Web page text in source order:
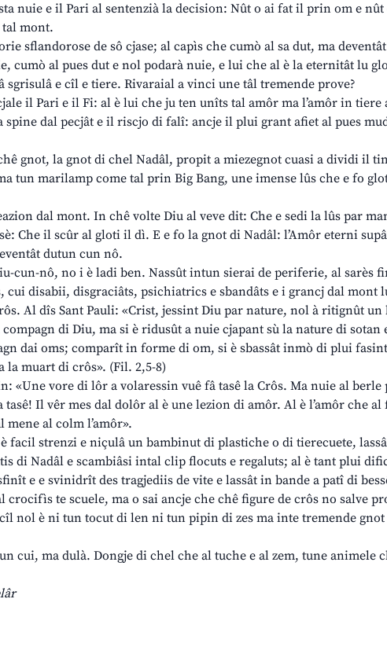
nuie e il Pari al sentenzià la decision: Nût o ai fat il prin om e nût
mont.
sflandorose de sô cjase; al capìs che cumò al sa dut, ma
cumò al pues dut e nol podarà nuie, e lui che al è la eternitât lu
sgrisulâ e cîl e tiere. Rivaraial a vinci une tâl tremende prove?
il Pari e il Fi: al è lui che ju ten unîts tal amôr ma l’amôr in tiere
spine dal pecjât e il riscjo di falî: ancje il plui grant afiet al pues
gnot, la gnot di chel Nadâl, propit a miezegnot cuasi a dividi il
tun marilamp come tal prin Big Bang, une imense lûs che e fo
dal mont. In chê volte Diu al veve dit: Che e sedi la lûs par
Che il scûr al gloti il dì. E e fo la gnot di Nadâl: l’Amôr eterni
dutun cun nô.
cun-nô, no i è ladi ben. Nassût intun sierai de periferie, al sarès
cui disabii, disgraciâts, psichiatrics e sbandâts e i grancj dal mont
Al dîs Sant Pauli: «Crist, jessint Diu par nature, nol à ritignût un
di Diu, ma si è ridusût a nuie cjapant sù la nature di sotan
dai oms; comparît in forme di om, si è sbassât inmò di plui
la muart di crôs». (Fil. 2,5-8)
«Une vore di lôr a volaressin vuê fâ tasê la Crôs. Ma nuie al
tasê! Il vêr mes dal dolôr al è une lezion di amôr. Al è l’amôr che
al colm l’amôr».
facil strenzi e niçulâ un bambinut di plastiche o di tierecuete,
di Nadâl e scambiâsi intal clip flocuts e regaluts; al è tant plui
e e svinidrît des tragjediis de vite e lassât in bande a patî di
crocifìs te scuele, ma o sai ancje che chê figure de crôs no salve
nol è ni tun tocut di len ni tun pipin di zes ma inte tremende
cui, ma dulà. Dongje di chel che al tuche e al zem, tune animele